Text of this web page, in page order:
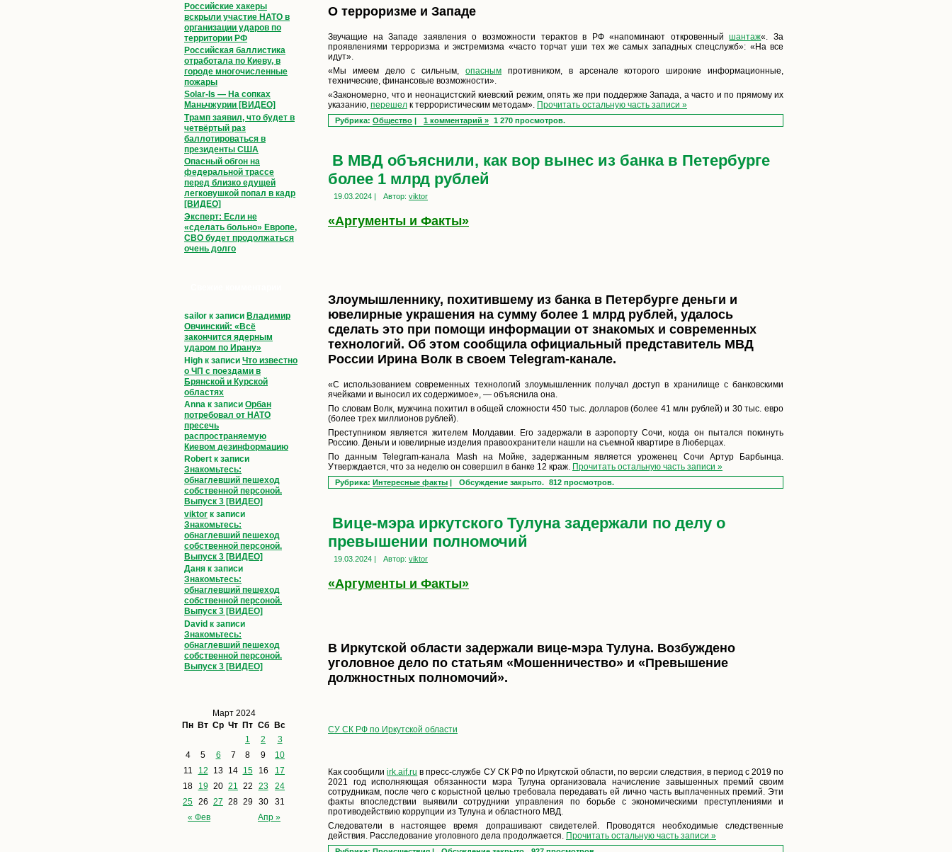
Российские хакеры
вскрыли участие НАТО в
организации ударов по
территории РФ
Российская баллистика
отработала по Киеву, в
городе многочисленные
пожары
Solar-Is — На сопках
Маньчжурии [ВИДЕО]
Трамп заявил, что будет в
четвёртый раз
баллотироваться в
президенты США
Опасный обгон на
федеральной трассе
перед близко едущей
легковушкой попал в кадр
[ВИДЕО]
Эксперт: Если не
«сделать больно» Европе,
СВО будет продолжаться
очень долго
sailor к записи Владимир
Овчинский: «Всё
закончится ядерным
ударом по Ирану»
High к записи Что известно
о ЧП с поездами в
Брянской и Курской
областях
Anna к записи Орбан
потребовал от НАТО
пресечь
распространяемую
Киевом дезинформацию
Robert к записи
Знакомьтесь:
обнаглевший пешеход
собственной персоной.
Выпуск 3 [ВИДЕО]
viktor к записи
Знакомьтесь:
обнаглевший пешеход
собственной персоной.
Выпуск 3 [ВИДЕО]
Даня к записи
Знакомьтесь:
обнаглевший пешеход
собственной персоной.
Выпуск 3 [ВИДЕО]
David к записи
Знакомьтесь:
обнаглевший пешеход
собственной персоной.
Выпуск 3 [ВИДЕО]
Март 2024
Пн Вт Ср Чт Пт Сб Вс
« Фев Апр »
1 2
3
4
5 6 7 8 9
10
11
12 13 14 15 16
17
18
19 20 21 22 23
24
25 26 27 28 29 30 31
О терроризме и Западе
Звучащие на Западе заявления о возможности терактов в РФ «напоминают откровенныйшантаж«. За
проявлениями терроризма и экстремизма «часто торчат уши тех же самых западных спецслужб»: «На все
идут».
«Мы имеем дело с сильным,опасным противником, в арсенале которого широкие информационные,
технические, финансовые возможности».
«Закономерно, что и неонацистский киевский режим, опять же при поддержке Запада, а часто и по прямому их
указанию, перешел к террористическим методам». Прочитать остальную часть записи »
Рубрика: Общество | 1 комментарий » 1 270 просмотров.
В МВД объяснили, как вор вынес из банка в Петербурге
более 1 млрд рублей
19.03.2024 | Автор: viktor
«Аргументы и Факты»
Злоумышленнику, похитившему из банка в Петербурге деньги и
ювелирные украшения на сумму более 1 млрд рублей, удалось
сделать это при помощи информации от знакомых и современных
технологий. Об этом сообщила официальный представитель МВД
России Ирина Волк в своем Telegram-канале.
«С использованием современных технологий злоумышленник получал доступ в хранилище с банковскими
ячейками и выносил их содержимое», — объяснила она.
По словам Волк, мужчина похитил в общей сложности 450 тыс. долларов (более 41 млн рублей) и 30 тыс. евро
(более трех миллионов рублей).
Преступником является жителем Молдавии. Его задержали в аэропорту Сочи, когда он пытался покинуть
Россию. Деньги и ювелирные изделия правоохранители нашли на съемной квартире в Люберцах.
По данным Telegram-канала Mash на Мойке, задержанным является уроженец Сочи Артур Барбынца.
Утверждается, что за неделю он совершил в банке 12 краж. Прочитать остальную часть записи »
Рубрика: Интересные факты Обсуждение закрыто. 812 просмотров.
Вице-мэра иркутского Тулуна задержали по делу о
превышении полномочий
19.03.2024 | Автор: viktor
«Аргументы и Факты»
В Иркутской области задержали вице-мэра Тулуна. Возбуждено
уголовное дело по статьям «Мошенничество» и «Превышение
должностных полномочий».
СУ СК РФ по Иркутской области
Как сообщилиirk.aif.ru в пресс-службе СУ СК РФ по Иркутской области, по версии следствия, в период с 2019 по
2021 год исполняющая обязанности мэра Тулуна организовала начисление завышенных премий своим
сотрудникам, после чего с корыстной целью требовала передавать ей лично часть выплаченных премий. Эти
факты впоследствии выявили сотрудники управления по борьбе с экономическими преступлениями и
противодействию коррупции из Тулуна и областного МВД.
Следователи в настоящее время допрашивают свидетелей. Проводятся необходимые следственные
действия. Расследование уголовного дела продолжается. Прочитать остальную часть записи »